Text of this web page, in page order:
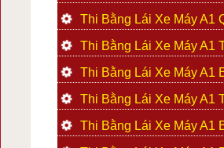
Thi Bằng Lái Xe Máy A1
Thi Bằng Lái Xe Máy A1
Thi Bằng Lái Xe Máy A1
Thi Bằng Lái Xe Máy A1
Thi Bằng Lái Xe Máy A1